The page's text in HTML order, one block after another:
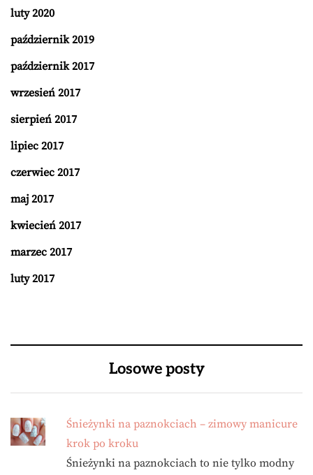
luty 2020
październik 2019
październik 2017
wrzesień 2017
sierpień 2017
lipiec 2017
czerwiec 2017
maj 2017
kwiecień 2017
marzec 2017
luty 2017
Losowe posty
Śnieżynki na paznokciach – zimowy manicure
krok po kroku
Śnieżynki na paznokciach to nie tylko modny